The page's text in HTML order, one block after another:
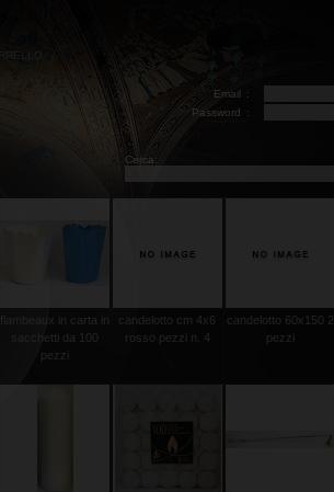
Email :
Password
:
Cerca:
flambeaux in carta in
sacchetti da 100
pezzi
candelotto cm 4x6
rosso pezzi n. 4
candelotto 60x150 2
pezzi